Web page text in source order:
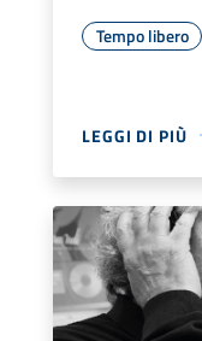
Tempo libero
LEGGI DI PIÙ